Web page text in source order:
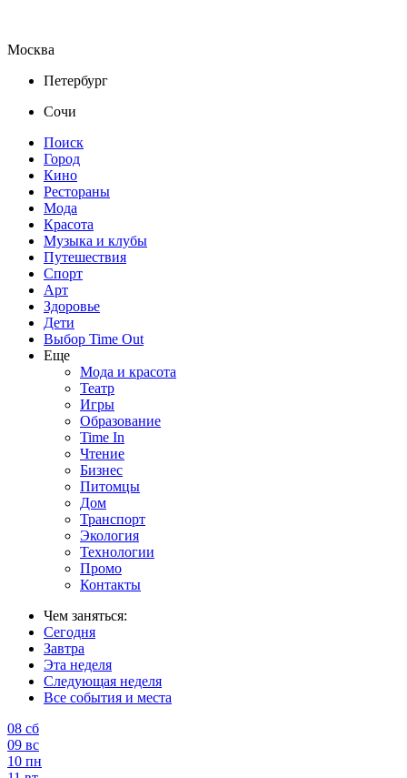
Москва
Петербург
Сочи
Поиск
Город
Кино
Рестораны
Мода
Красота
Музыка и клубы
Путешествия
Спорт
Арт
Здоровье
Дети
Выбор Time Out
Еще
Мода и красота
Театр
Игры
Образование
Time In
Чтение
Бизнес
Питомцы
Дом
Транспорт
Экология
Технологии
Промо
Контакты
Чем заняться:
Сегодня
Завтра
Эта неделя
Следующая неделя
Все события и места
08 сб
09 вс
10 пн